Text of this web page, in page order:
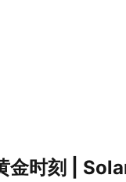
金时刻 |